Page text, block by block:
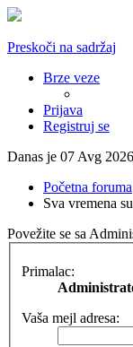
Preskoči na sadržaj
Brze veze
Prijava
Registruj se
Danas je 07 Avg
Početna foruma
Sva vremena
Povežite se sa
Primalac:
Vaša mejl adresa: